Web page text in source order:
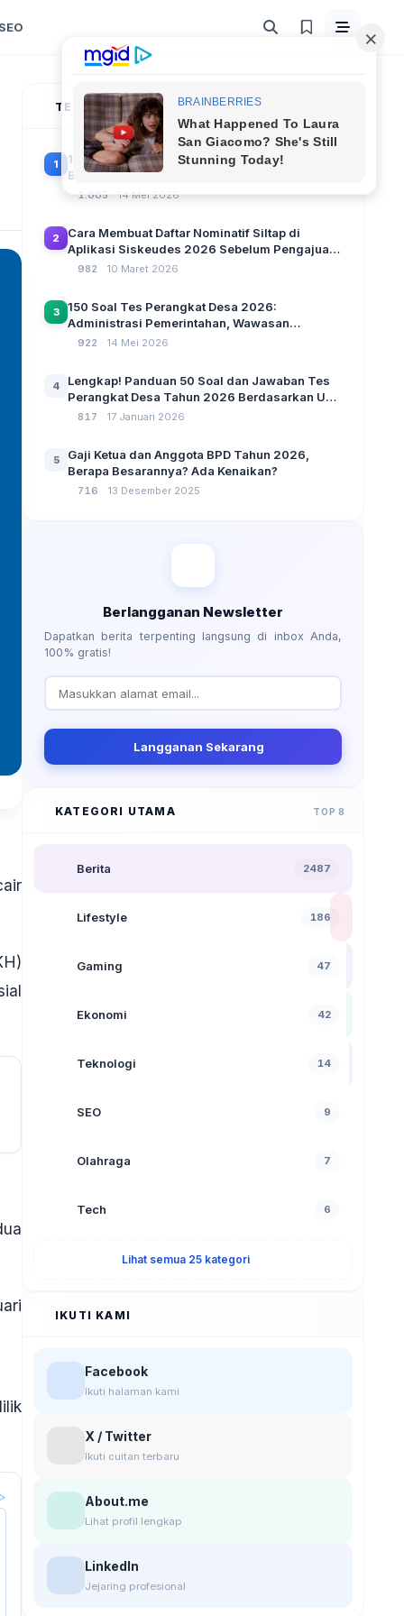
TERPOPULER
1
100 Soal Tes Perangkat Desa Terbaru 2026
Beserta Kunci Jawaban: Latihan CAT Berbasis
1.005 14 Mei 2026
2
Cara Membuat Daftar Nominatif Siltap di
Aplikasi Siskeudes 2026 Sebelum Pengajuan
SPP Pencairan Dana Desa
982 10 Maret 2026
3
150 Soal Tes Perangkat Desa 2026:
Administrasi Pemerintahan, Wawasan
Kebangsaan, dan Komputer Beserta Jawaban
922 14 Mei 2026
4
Lengkap! Panduan 50 Soal dan Jawaban Tes
Perangkat Desa Tahun 2026 Berdasarkan UU
No 3 Tahun 2024
817 17 Januari 2026
5
Gaji Ketua dan Anggota BPD Tahun 2026,
Berapa Besarannya? Ada Kenaikan?
716 13 Desember 2025
Berlangganan Newsletter
Dapatkan berita terpenting langsung di inbox Anda,
100% gratis!
Langganan Sekarang
KATEGORI UTAMA TOP 8
Berita 2487
Lifestyle 186
Gaming 47
Ekonomi 42
Teknologi 14
SEO 9
Olahraga 7
Tech 6
Lihat semua 25 kategori
IKUTI KAMI
Facebook
Ikuti halaman kami
X / Twitter
Ikuti cuitan terbaru
About.me
Lihat profil lengkap
LinkedIn
Jejaring profesional